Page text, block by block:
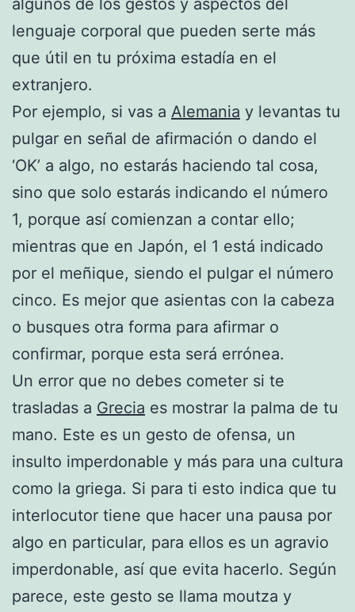
lenguaje corporal que pueden serte más
que útil en tu próxima estadía en el
extranjero.
Por ejemplo, si vas a Alemania y levantas tu
pulgar en señal de afirmación o dando el
‘OK’ a algo, no estarás haciendo tal cosa,
sino que solo estarás indicando el número
1, porque así comienzan a contar ello;
mientras que en Japón, el 1 está indicado
por el meñique, siendo el pulgar el número
cinco. Es mejor que asientas con la cabeza
o busques otra forma para afirmar o
confirmar, porque esta será errónea.
Un error que no debes cometer si te
trasladas a Grecia es mostrar la palma de tu
mano. Este es un gesto de ofensa, un
insulto imperdonable y más para una cultura
como la griega. Si para ti esto indica que tu
interlocutor tiene que hacer una pausa por
algo en particular, para ellos es un agravio
imperdonable, así que evita hacerlo. Según
parece, este gesto se llama moutza y